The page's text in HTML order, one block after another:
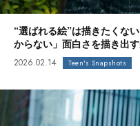
“選ばれる絵”は描きたくな
からない」面白さを描き出
2026.02.14 Teen's Snapshots